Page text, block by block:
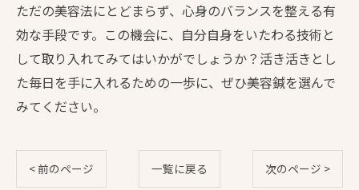
ただの美容法にとどまらず、心身のバランスを整える有
効な手段です。この機会に、自分自身をいたわる技術と
して取り入れてみてはいかがでしょうか？活き活きとし
た毎日を手に入れるための一歩に、ぜひ美容鍼を選んで
みてください。
< 前のページ 一覧に戻る 次のページ >